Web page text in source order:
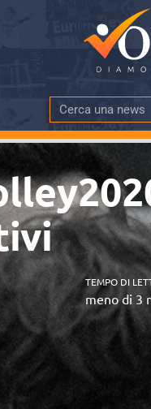
TEMPO DI
meno di 3